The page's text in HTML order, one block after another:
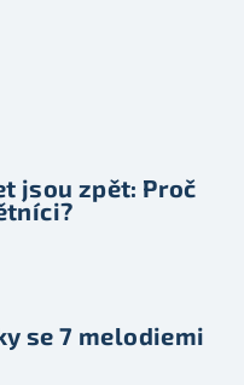
jsou zpět: Proč
se 7 melodiemi